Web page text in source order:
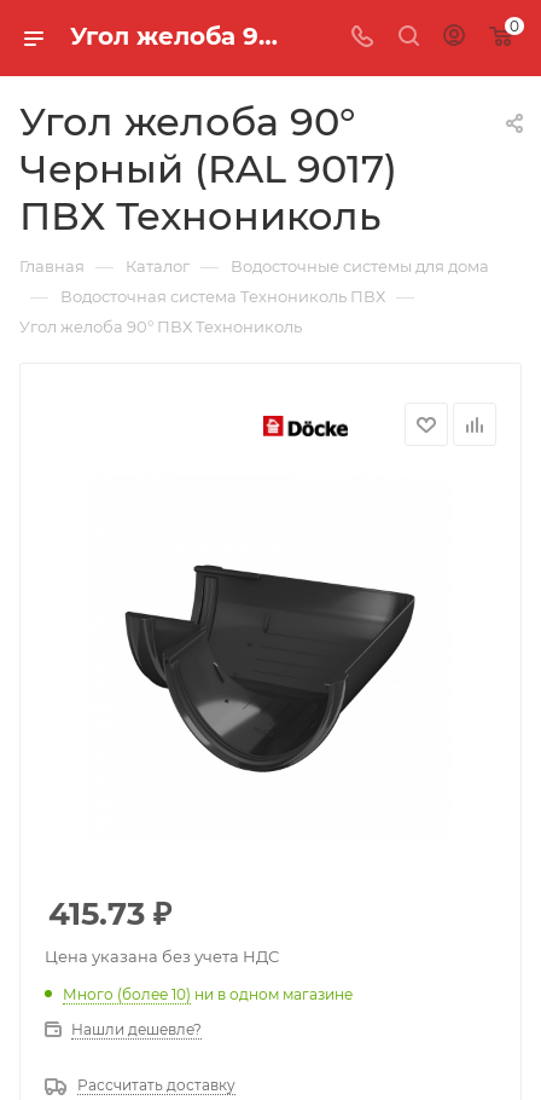
Угол желоба 90° Черный (RAL 9017) ПВХ Технониколь 0
Угол желоба 90°
Черный (RAL 9017)
ПВХ Технониколь
Главная — Каталог — Водосточные системы для дома
— Водосточная система Технониколь ПВХ —
Угол желоба 90° ПВХ Технониколь
415.73 ₽
Цена указана без учета НДС
Много (более 10) ни в одном магазине
Нашли дешевле?
Рассчитать доставку